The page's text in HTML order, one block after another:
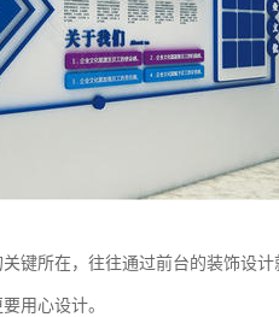
键所在，往往通过前台的装饰设
用心设计。